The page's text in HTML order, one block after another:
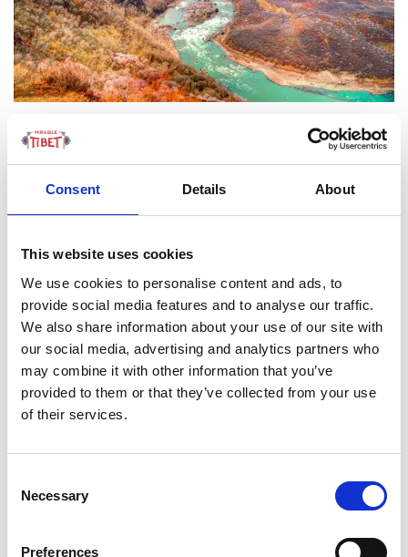
Consent Details About
This website uses cookies
We use cookies to personalise content and ads, to
provide social media features and to analyse our traffic.
We also share information about your use of our site with
our social media, advertising and analytics partners who
may combine it with other information that you’ve
provided to them or that they’ve collected from your use
of their services.
Selection
Necessary
Preferences
Grand Canyon di Yarlung Tsangpo è il canyonpiù
profondo del mondo
e uno dei più suggestivi e belli di
metri e termina a Sud del villaggio Pasighat, contea di
media è di 2268 m
e il punto più profondo misura 6.009
metri. Tutta la zona, a differenza del resto del Tibet, è
caratterizzato da un clima molto umido, con fitte foreste
e una grande varietà di flora e fauna.
6. Campo base del Monte
Everest